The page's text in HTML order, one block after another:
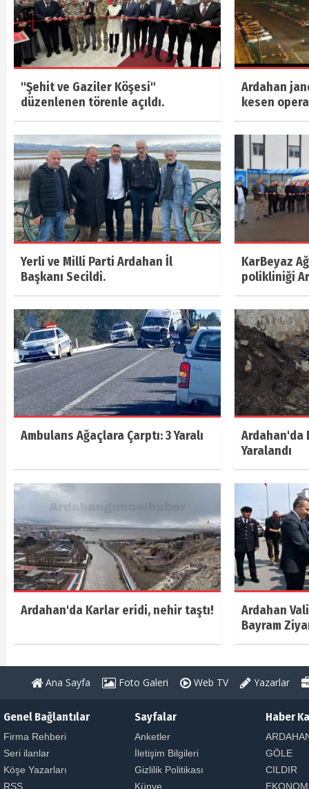
"Şehit ve Gaziler Köşesi"
düzenlenen törenle açıldı.
Ardahan
kesen
Yerli ve Milli Parti Ardahan İl
Başkanı Secildi.
KarBeyaz
polikliniği
Ambulans Ağaçlara Çarptı: 3 Yaralı
Ardahan'da
Yaralandı
Ardahan'da Karlar eridi, nehir taştı!
Ardahan
Bayram
Ana Sayfa Foto Galeri Web TV Yazarlar
Genel Bağlantılar
Firma Rehberi
Seri ilanlar
Köşe Yazarları
RSS
Sayfalar
Anketler
İletişim Bilgileri
Gizlilik Politikası
Künye
Haber
GÖLE
CILDIR